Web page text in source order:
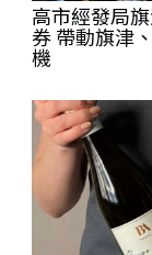
高市經發局
券 帶動旗津
機